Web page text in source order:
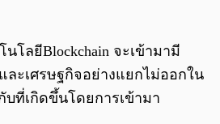
โลยีBlockchain จะเข้ามามี
ะเศรษฐกิจอย่างแยกไม่ออกใน
บที่เกิดขึ้นโดยการเข้ามา